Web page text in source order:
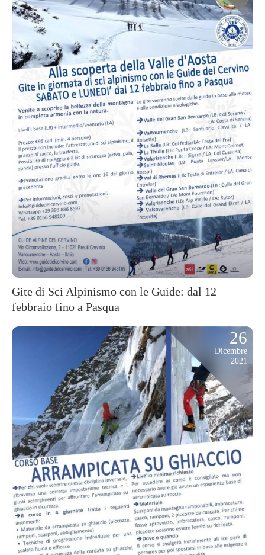
Gite di Sci Alpinismo con le Guide: dal 12
febbraio fino a Pasqua
26
Dicembre
2021